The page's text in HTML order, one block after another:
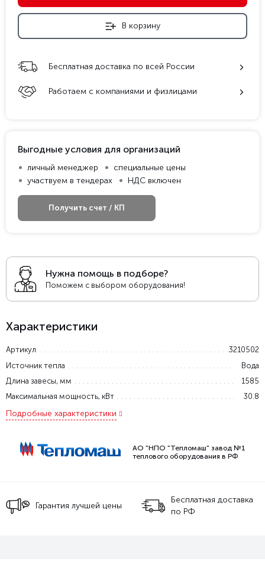
Нужна помощь в подборе?
Поможем с выбором оборудования!
Характеристики
Артикул
3210502
Источник тепла
Вода
Длина завесы, мм
1585
Максимальная мощность, кВт
30.8
Подробные характеристики
АО "НПО "Тепломаш" завод №1
теплового оборудования в РФ
В корзину
Бесплатная доставка по всей России
Работаем с компаниями и физлицами
Выгодные условия для организаций
личный менеджер
специальные цены
участвуем в тендерах
НДС включен
Получить счет / КП
Гарантия лучшей цены
Бесплатная доставка
по РФ